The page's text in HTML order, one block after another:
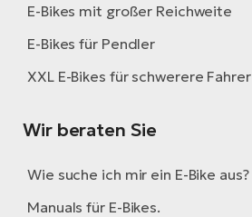
E-Bikes mit großer Reichweite
E-Bikes für Pendler
XXL E-Bikes für schwerere Fahrer
Wir beraten Sie
Wie suche ich mir ein E-Bike aus?
Manuals für E-Bikes.